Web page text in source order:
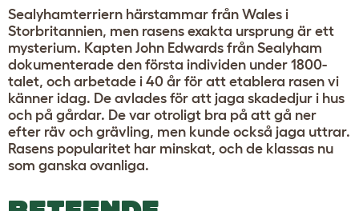
Sealyhamterriern härstammar från Wales i
Storbritannien, men rasens exakta ursprung är ett
mysterium. Kapten John Edwards från Sealyham
dokumenterade den första individen under 1800-
talet, och arbetade i 40 år för att etablera rasen vi
känner idag. De avlades för att jaga skadedjur i hus
och på gårdar. De var otroligt bra på att gå ner
efter räv och grävling, men kunde också jaga uttrar.
Rasens popularitet har minskat, och de klassas nu
som ganska ovanliga.